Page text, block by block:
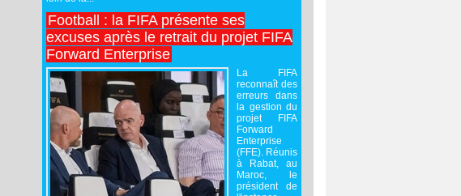
Football : la FIFA présente ses
excuses après le retrait du projet FIFA
Forward Enterprise
La FIFA
reconnaît des
erreurs dans
la gestion du
projet FIFA
Forward
Enterprise
(FFE). Réunis
à Rabat, au
Maroc, le
président de